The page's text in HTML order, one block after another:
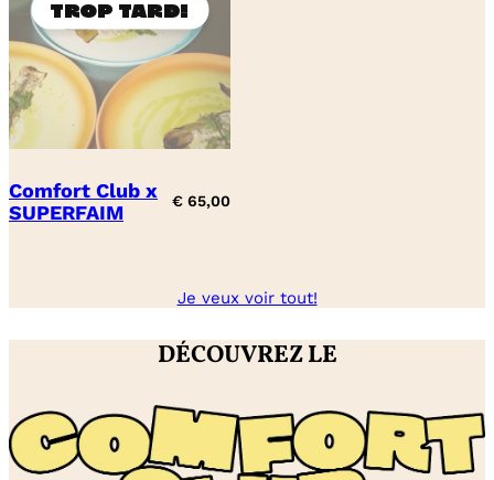
Comfort Club x
SUPERFAIM
€ 65,00
Je veux voir tout!
DÉCOUVREZ LE